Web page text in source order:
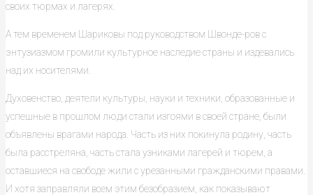
своих тюрмах и лагерях.
А тем временем Шариковы под руководством Швонде-ров с
энтузиазмом громили культурное наследие страны и издевались
над их носителями.
Духовенство, деятели культуры, науки и техники, образованные и
успешные в прошлом люди стали изгоями в своей стране, были
объявлены врагами народа. Часть из них покинула родину, часть
была расстреляна, часть стала узниками лагерей и тюрем, а
оставшиеся на свободе жили с урезанными гражданскими правами.
И хотя заправляли всем этим безобразием, как показывают